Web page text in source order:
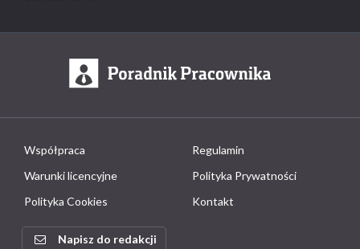
Współpraca
Regulamin
Warunki licencyjne
Polityka Prywatności
Polityka Cookies
Kontakt
Napisz do redakcji